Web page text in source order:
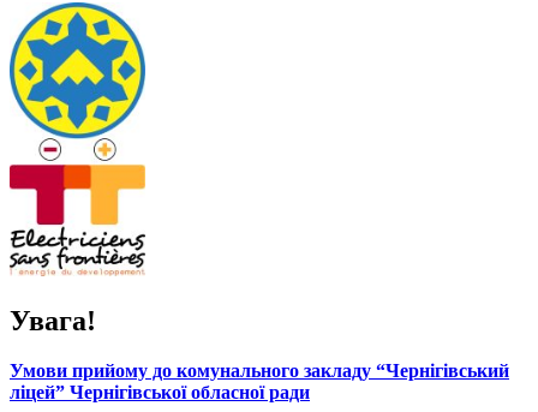
Увага!
Умови прийому до комунального закладу “Чернігівський
ліцей” Чернігівської обласної ради